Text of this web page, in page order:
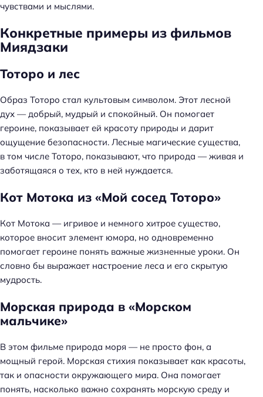
чувствами и мыслями.
Конкретные примеры из фильмов
Миядзаки
Тоторо и лес
Образ Тоторо стал культовым символом. Этот лесной
дух — добрый, мудрый и спокойный. Он помогает
героине, показывает ей красоту природы и дарит
ощущение безопасности. Лесные магические существа,
в том числе Тоторо, показывают, что природа — живая и
заботящаяся о тех, кто в ней нуждается.
Кот Мотока из «Мой сосед Тоторо»
Кот Мотока — игривое и немного хитрое существо,
которое вносит элемент юмора, но одновременно
помогает героине понять важные жизненные уроки. Он
словно бы выражает настроение леса и его скрытую
мудрость.
Морская природа в «Морском
мальчике»
В этом фильме природа моря — не просто фон, а
мощный герой. Морская стихия показывает как красоты,
так и опасности окружающего мира. Она помогает
понять, насколько важно сохранять морскую среду и
Н
а
й
т